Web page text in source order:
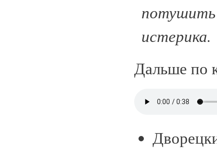
потушить
истерика.
Дальше по